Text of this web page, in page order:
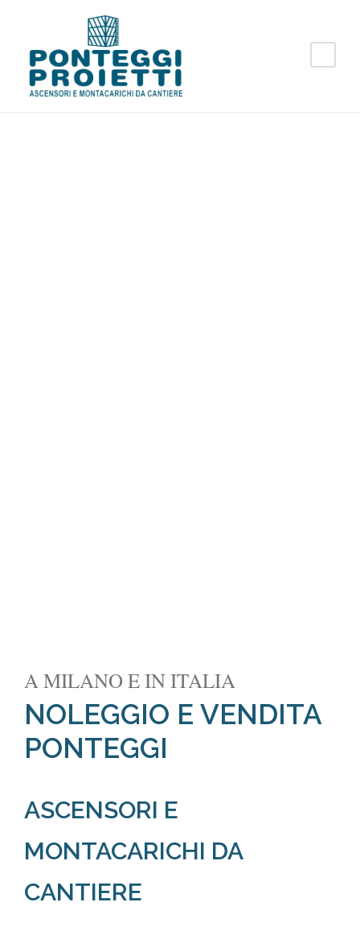
A MILANO E IN ITALIA
NOLEGGIO E VENDITA
PONTEGGI
ASCENSORI E
MONTACARICHI DA
CANTIERE